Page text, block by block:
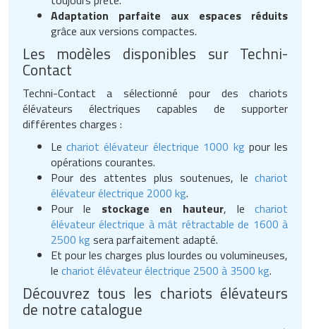
Adaptation parfaite aux espaces réduits
grâce aux versions compactes.
Les modèles disponibles sur Techni-
Contact
Techni-Contact a sélectionné pour des chariots
élévateurs électriques capables de supporter
différentes charges :
Lechariot élévateur électrique 1000 kgpour les
opérations courantes.
Pour des attentes plus soutenues, lechariot
élévateur électrique 2000 kg.
Pour le stockage en hauteur, lechariot
élévateur électrique à mât rétractable de 1600 à
2500 kgsera parfaitement adapté.
Et pour les charges plus lourdes ou volumineuses,
le chariot élévateur électrique 2500 à 3500 kg.
Découvrez tous les chariots élévateurs
de notre catalogue